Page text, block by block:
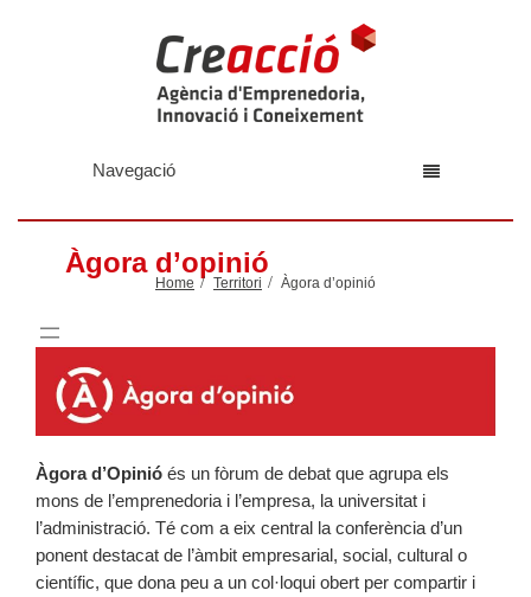
Navegació
Àgora d’opinió
Home Territori Àgora d’opinió
Àgora d’Opinió és un fòrum de debat que agrupa els
mons de l’emprenedoria i l’empresa, la universitat i
l’administració. Té com a eix central la conferència d’un
ponent destacat de l’àmbit empresarial, social, cultural o
científic, que dona peu a un col·loqui obert per compartir i